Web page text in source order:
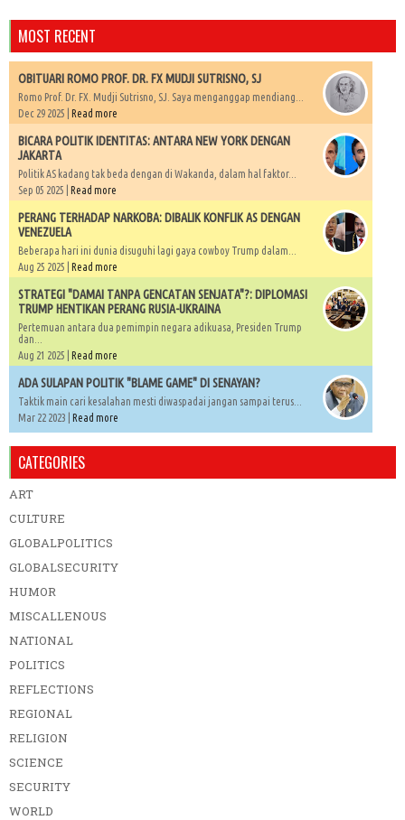
MOST RECENT
OBITUARI ROMO PROF. DR. FX MUDJI SUTRISNO, SJ
Romo Prof. Dr. FX. Mudji Sutrisno, SJ. Saya menganggap mendiang...
Dec 29 2025 | Read more
BICARA POLITIK IDENTITAS: ANTARA NEW YORK DENGAN
JAKARTA
Politik AS kadang tak beda dengan di Wakanda, dalam hal faktor...
Sep 05 2025 | Read more
PERANG TERHADAP NARKOBA: DIBALIK KONFLIK AS DENGAN
VENEZUELA
Beberapa hari ini dunia disuguhi lagi gaya cowboy Trump dalam...
Aug 25 2025 | Read more
STRATEGI "DAMAI TANPA GENCATAN SENJATA"?: DIPLOMASI
TRUMP HENTIKAN PERANG RUSIA-UKRAINA
Pertemuan antara dua pemimpin negara adikuasa, Presiden Trump
dan...
Aug 21 2025 | Read more
ADA SULAPAN POLITIK "BLAME GAME" DI SENAYAN?
Taktik main cari kesalahan mesti diwaspadai jangan sampai terus...
Mar 22 2023 | Read more
CATEGORIES
ART
CULTURE
GLOBALPOLITICS
GLOBALSECURITY
HUMOR
MISCALLENOUS
NATIONAL
POLITICS
REFLECTIONS
REGIONAL
RELIGION
SCIENCE
SECURITY
WORLD